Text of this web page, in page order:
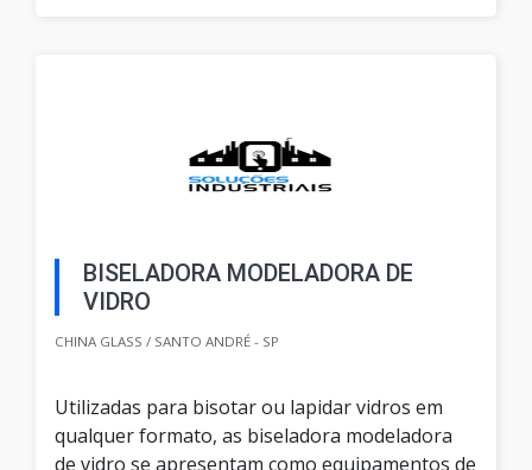
BISELADORA MODELADORA DE
VIDRO
CHINA GLASS / SANTO ANDRÉ - SP
Utilizadas para bisotar ou lapidar vidros em
qualquer formato, as biseladora modeladora
de vidro se apresentam como equipamentos de